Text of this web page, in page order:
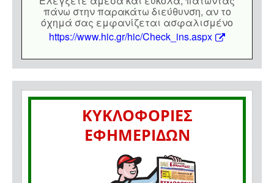
πάνω στην παρακάτω διεύθυνση, αν το
όχημά σας εμφανίζεται ασφαλισμένο
https://www.hic.gr/hic/Check_ins.aspx
ΚΥΚΛΟΦΟΡΙΕΣ
ΕΦΗΜΕΡΙΔΩΝ